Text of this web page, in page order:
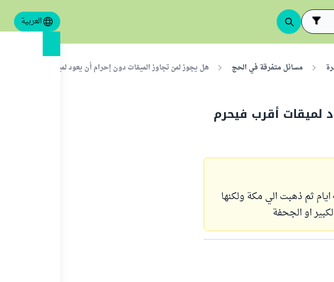
العربية
مسائل متفرقة في الحج هل يجوز لمن تجاوز الميقات دون إحرام أن يعود لميقات أقرب فيحرم
لميقات أقرب فيحرم
امراة قدمت من مصر للعمرة فنزلت بالرياض 10 ايام ثم بالمدينة 4 ايام ثم ذهبت الي مكة ولكنها
او الجحفة